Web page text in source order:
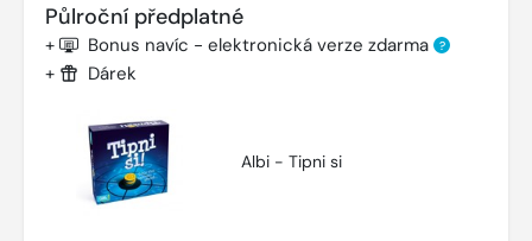
Půlroční předplatné
+ Bonus navíc - elektronická verze zdarma ?
+ Dárek
Albi - Tipni si